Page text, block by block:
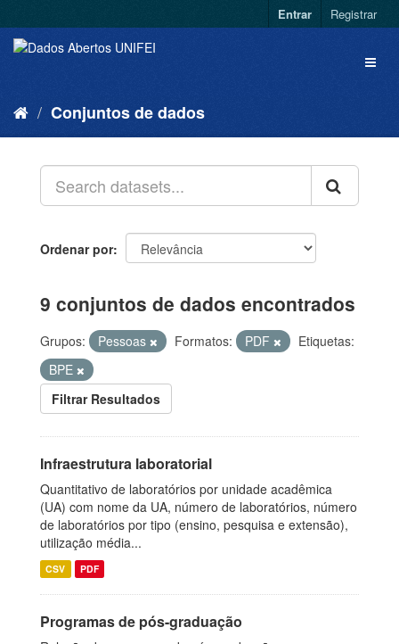
Entrar Registrar
Conjuntos de dados
Ordenar por
9 conjuntos de dados encontrados
Grupos: Pessoas Formatos: PDF
Etiquetas:
BPE
Filtrar Resultados
Infraestrutura laboratorial
Quantitativo de laboratórios por unidade acadêmica
(UA) com nome da UA, número de laboratórios, número
de laboratórios por tipo (ensino, pesquisa e extensão),
utilização média...
CSV PDF
Programas de pós-graduação